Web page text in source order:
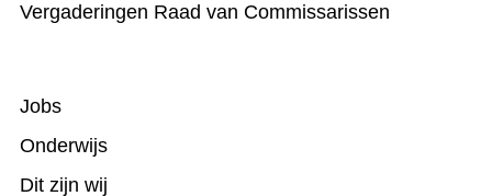
Vergaderingen Raad van Commissarissen
Jobs
Onderwijs
Dit zijn wij